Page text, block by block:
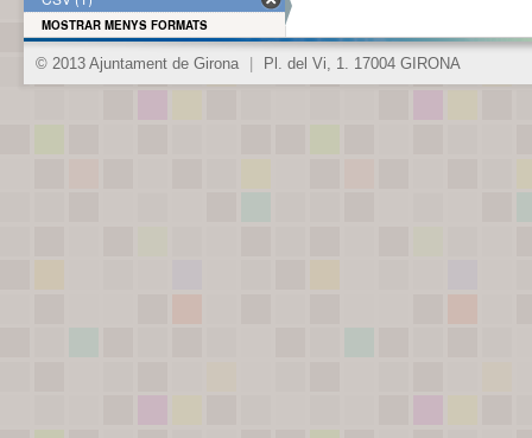
MOSTRAR MENYS FORMATS
© 2013 Ajuntament de Girona Pl. del Vi, 1. 17004 GIRONA